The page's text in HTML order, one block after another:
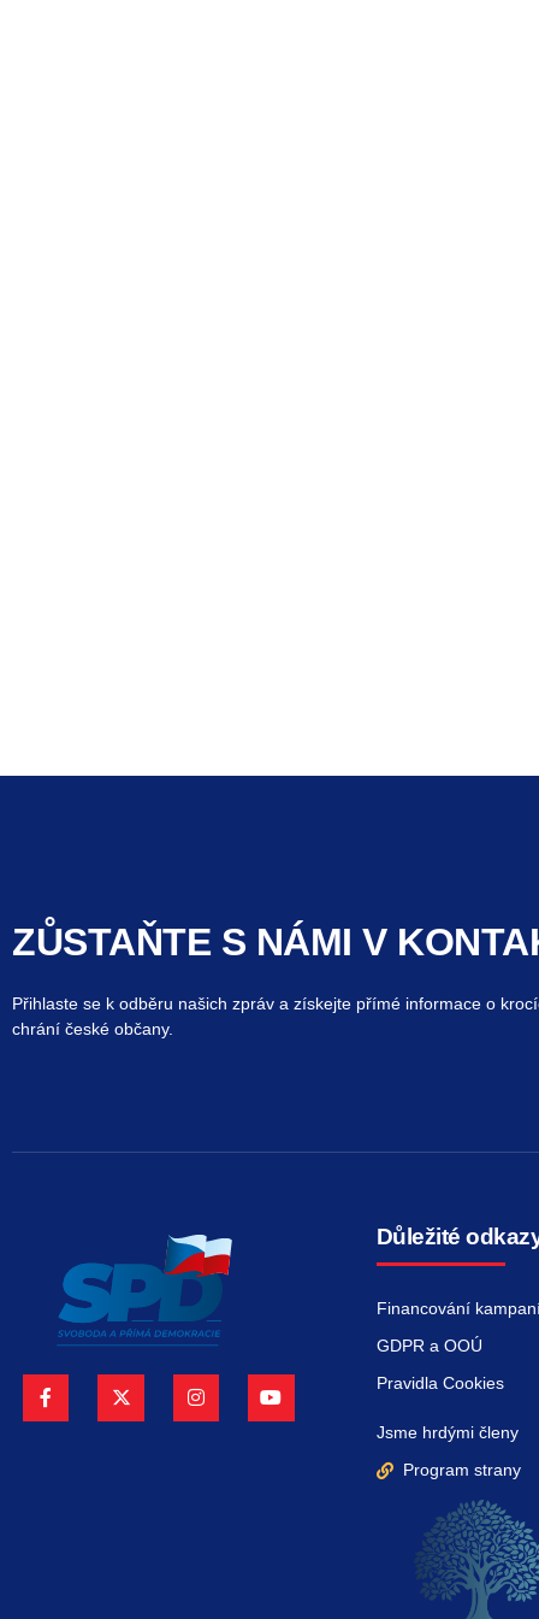
ZŮSTAŇTE S NÁMI V
Přihlaste se k odběru našich zpráv a získejte přímé informace o
chrání české občany.
Důležité
Financování
GDPR a OOÚ
Pravidla Cookies
Jsme hrdými členy
Program strany